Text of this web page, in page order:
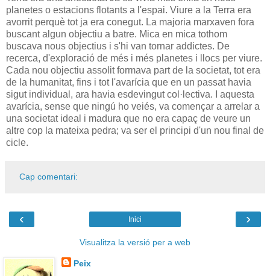
planetes o estacions flotants a l'espai. Viure a la Terra era
avorrit perquè tot ja era conegut. La majoria marxaven fora
buscant algun objectiu a batre. Mica en mica tothom
buscava nous objectius i s'hi van tornar addictes. De
recerca, d'exploració de més i més planetes i llocs per viure.
Cada nou objectiu assolit formava part de la societat, tot era
de la humanitat, fins i tot l'avarícia que en un passat havia
sigut individual, ara havia esdevingut col·lectiva. I aquesta
avarícia, sense que ningú ho veiés, va començar a arrelar a
una societat ideal i madura que no era capaç de veure un
altre cop la mateixa pedra; va ser el principi d'un nou final de
cicle.
Cap comentari:
‹ ›
Inici
Visualitza la versió per a web
Peix